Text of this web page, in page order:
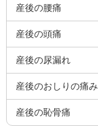
産後の腰痛
産後の頭痛
産後の尿漏れ
産後のおしりの痛み
産後の恥骨痛